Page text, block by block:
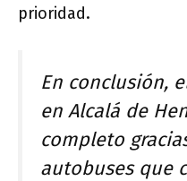
prioridad.
En conclusión,
en Alcalá de
completo
autobuses que